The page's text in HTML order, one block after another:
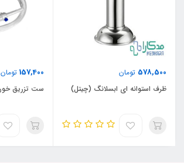
578,500 تومان
ظرف استوانه ای ابسلانگ (چیتل)
157,400 تومان
ست تزریق